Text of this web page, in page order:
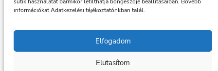
információkat Adatkezelési tájékoztatónkban talál.
Elfogadom
Elutasítom
Általános szerződési feltételek
Adatkezelési tájékoztató